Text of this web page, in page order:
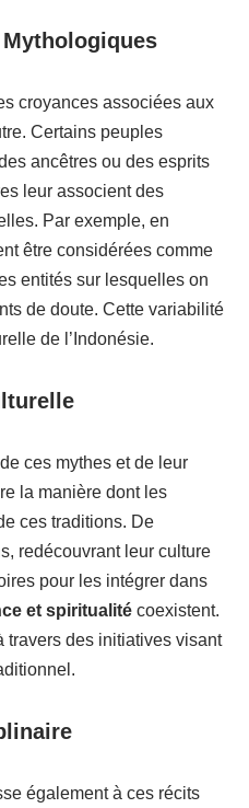
croyances associées aux
Certains peuples
ancêtres ou des esprits
leur associent des
Par exemple, en
être considérées comme
entités sur lesquelles on
de doute. Cette variabilité
de l’Indonésie.
ces mythes et de leur
la manière dont les
ces traditions. De
redécouvrant leur culture
pour les intégrer dans
et spiritualité coexistent.
travers des initiatives visant
également à ces récits